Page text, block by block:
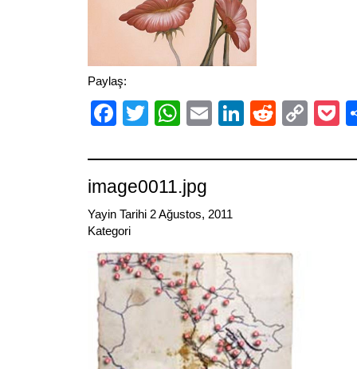
Paylaş:
Facebook
TwitterWhatsApp
EmailLinkedIn
Reddit
image0011.jpg
Yayin Tarihi 2 Ağustos, 2011
Kategori